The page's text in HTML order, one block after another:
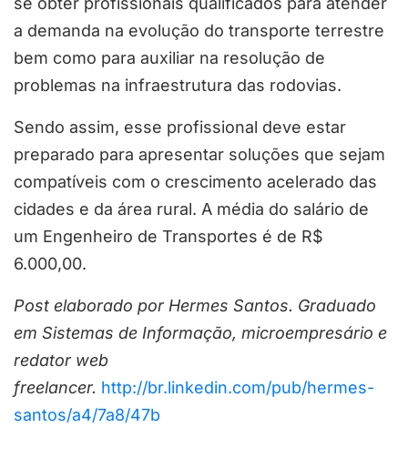
a demanda na evolução do transporte terrestre
bem como para auxiliar na resolução de
problemas na infraestrutura das rodovias.
Sendo assim, esse profissional deve estar
preparado para apresentar soluções que sejam
compatíveis com o crescimento acelerado das
cidades e da área rural. A média do salário de
um Engenheiro de Transportes é de R$
6.000,00.
Post elaborado por Hermes Santos. Graduado
em Sistemas de Informação, microempresário e
redator web
freelancer. http://br.linkedin.com/pub/hermes-
santos/a4/7a8/47b